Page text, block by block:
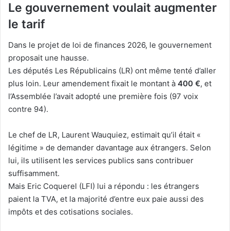
Le gouvernement voulait augmenter
le tarif
Dans le projet de loi de finances 2026, le gouvernement
proposait une hausse.
Les députés Les Républicains (LR) ont même tenté d’aller
plus loin. Leur amendement fixait le montant à 400 €, et
l’Assemblée l’avait adopté une première fois (97 voix
contre 94).
Le chef de LR, Laurent Wauquiez, estimait qu’il était «
légitime » de demander davantage aux étrangers. Selon
lui, ils utilisent les services publics sans contribuer
suffisamment.
Mais Eric Coquerel (LFI) lui a répondu : les étrangers
paient la TVA, et la majorité d’entre eux paie aussi des
impôts et des cotisations sociales.